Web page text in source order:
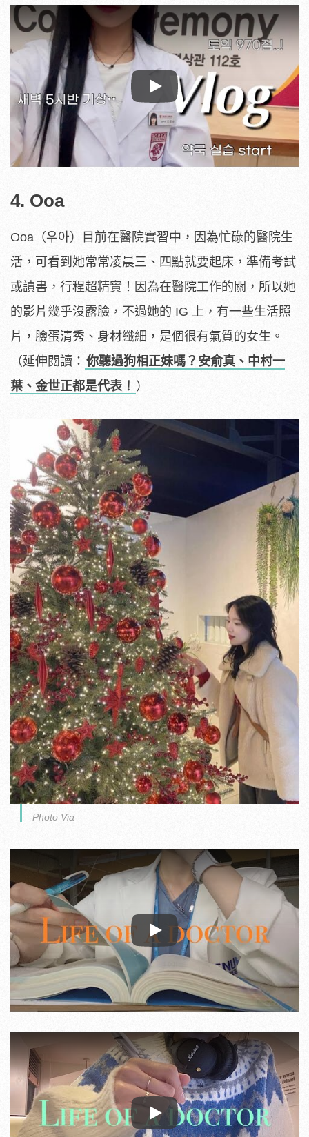
Play
4. Ooa
Ooa（우아）目前在醫院實習中，因為忙碌的醫院生
活，可看到她常常凌晨三、四點就要起床，準備考試
或讀書，行程超精實！因為在醫院工作的關，所以她
的影片幾乎沒露臉，不過她的 IG 上，有一些生活照
片，臉蛋清秀、身材纖細，是個很有氣質的女生。
（延伸閱讀： 你聽過狗相正妹嗎？安俞真、中村一
葉、金世正都是代表！ ）
Photo Via
Play
Play